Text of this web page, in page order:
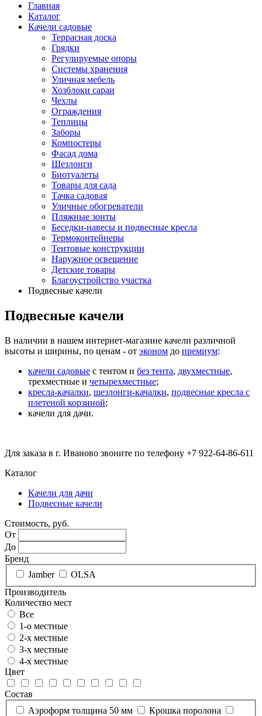
Главная
Каталог
Качели садовые
Террасная доска
Грядки
Регулируемые опоры
Системы хранения
Уличная мебель
Хозблоки сараи
Чехлы
Ограждения
Теплицы
Заборы
Компостеры
Фасад дома
Шезлонги
Биотуалеты
Товары для сада
Тачка садовая
Уличные обогреватели
Пляжные зонты
Беседки-навесы и подвесные кресла
Термоконтейнеры
Тентовые конструкции
Наружное освещение
Детские товары
Благоустройство участка
Подвесные качели
Подвесные качели
В наличии в нашем интернет-магазине качели различной
высоты и ширины, по ценам - от эконом до премиум:
качели садовые с тентом и без тента, двухместные,
трехместные и четырехместные;
кресла-качалки, шезлонги-качалки, подвесные кресла с
плетеной корзиной;
качели для дачи.
Для заказа в г. Иваново звоните по телефону +7 922-64-86-611
Каталог
Качели для дачи
Подвесные качели
Стоимость, руб.
От
До
Бренд
Jamber
OLSA
Производитель
Количество мест
Все
1-о местные
2-х местные
3-х местные
4-х местные
Цвет
Состав
Аэроформ толщина 50 мм
Крошка поролона